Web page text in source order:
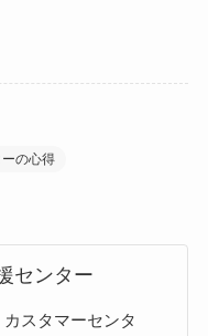
の心得
センター
スタマーセンタ